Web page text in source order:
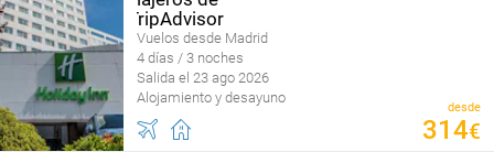
Vuelos desde Madrid
4 días / 3 noches
Salida el 23 ago 2026
Alojamiento y desayuno
desde
314€